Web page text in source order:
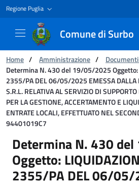
Regione Puglia
Comune di Surbo
You are:
Home / Amministrazione /
Determina N. 430 del 19/05/2025 Oggetto:
2355/PA DEL 06/05/2025 EMESSA DALLA
S.R.L. RELATIVA AL SERVIZIO DI
PER LA GESTIONE, ACCERTAMENTO E
ENTRATE LOCALI, EFFETTUATO NEL
94401019C7
Determina N. 430 del 19/
Determina N. 430
Oggetto:
2355/PA DEL 06/